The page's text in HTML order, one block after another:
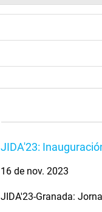
JIDA'23:
16 de nov. 2023
JIDA'23-Granada: